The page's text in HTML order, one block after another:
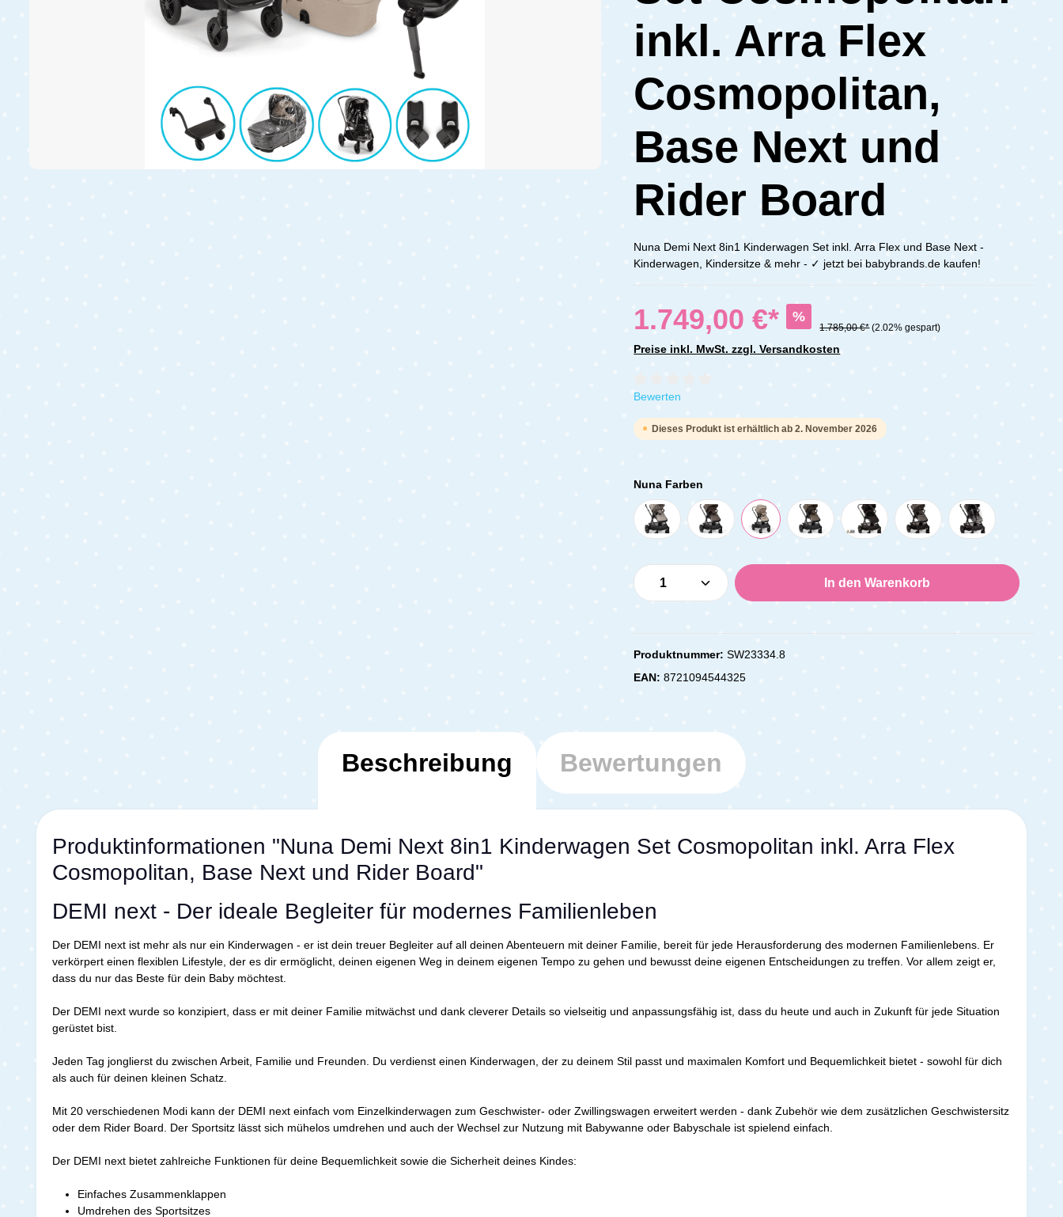
inkl. Arra Flex
Cosmopolitan,
Base Next und
Rider Board
Nuna Demi Next 8in1 Kinderwagen Set inkl. Arra Flex und Base Next -
Kinderwagen, Kindersitze & mehr - ✓ jetzt bei babybrands.de kaufen!
1.749,00 €* %
1.785,00 €* (2.02% gespart)
Preise inkl. MwSt. zzgl. Versandkosten
Durchschnittliche Bewertung von 0 von 5 Sternen
Bewerten
Dieses Produkt ist erhältlich ab 2. November 2026
Nuna Farben
Produkt Anzahl: Gib den gewünschten Wert ein
In den Warenkorb
Produktnummer:SW23334.8
EAN:8721094544325
Beschreibung Bewertungen
Produktinformationen "Nuna Demi Next 8in1 Kinderwagen Set Cosmopolitan inkl. Arra Flex
Cosmopolitan, Base Next und Rider Board"
DEMI next - Der ideale Begleiter für modernes Familienleben
Der DEMI next ist mehr als nur ein Kinderwagen - er ist dein treuer Begleiter auf all deinen Abenteuern mit deiner Familie, bereit für jede Herausforderung des modernen Familienlebens. Er
verkörpert einen flexiblen Lifestyle, der es dir ermöglicht, deinen eigenen Weg in deinem eigenen Tempo zu gehen und bewusst deine eigenen Entscheidungen zu treffen. Vor allem zeigt er,
dass du nur das Beste für dein Baby möchtest.
Der DEMI next wurde so konzipiert, dass er mit deiner Familie mitwächst und dank cleverer Details so vielseitig und anpassungsfähig ist, dass du heute und auch in Zukunft für jede Situation
gerüstet bist.
Jeden Tag jonglierst du zwischen Arbeit, Familie und Freunden. Du verdienst einen Kinderwagen, der zu deinem Stil passt und maximalen Komfort und Bequemlichkeit bietet - sowohl für dich
als auch für deinen kleinen Schatz.
Mit 20 verschiedenen Modi kann der DEMI next einfach vom Einzelkinderwagen zum Geschwister- oder Zwillingswagen erweitert werden - dank Zubehör wie dem zusätzlichen Geschwistersitz
oder dem Rider Board. Der Sportsitz lässt sich mühelos umdrehen und auch der Wechsel zur Nutzung mit Babywanne oder Babyschale ist spielend einfach.
Der DEMI next bietet zahlreiche Funktionen für deine Bequemlichkeit sowie die Sicherheit deines Kindes:
Einfaches Zusammenklappen
Umdrehen des Sportsitzes